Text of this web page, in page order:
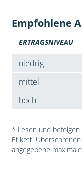
Empfohlene
ERTRAGSNIVEAU
niedrig
mittel
hoch
* Lesen und
Etikett.
angegebene